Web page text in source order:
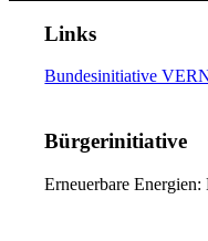
Links
Bundesinitiative
Bürgerinitiative
Erneuerbare